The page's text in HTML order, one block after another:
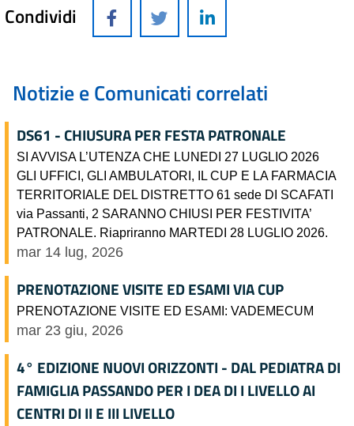
Condividi
Notizie e Comunicati correlati
DS61 - CHIUSURA PER FESTA PATRONALE
SI AVVISA L’UTENZA CHE LUNEDI 27 LUGLIO 2026
GLI UFFICI, GLI AMBULATORI, IL CUP E LA FARMACIA
TERRITORIALE DEL DISTRETTO 61 sede DI SCAFATI
via Passanti, 2 SARANNO CHIUSI PER FESTIVITA’
PATRONALE. Riapriranno MARTEDI 28 LUGLIO 2026.
mar 14 lug, 2026
PRENOTAZIONE VISITE ED ESAMI VIA CUP
PRENOTAZIONE VISITE ED ESAMI: VADEMECUM
mar 23 giu, 2026
4° EDIZIONE NUOVI ORIZZONTI - DAL PEDIATRA DI
FAMIGLIA PASSANDO PER I DEA DI I LIVELLO AI
CENTRI DI II E III LIVELLO